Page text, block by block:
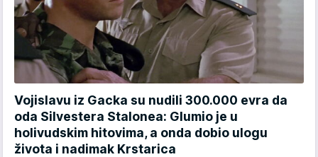
Vojislavu iz Gacka su nudili 300.000 evra da
oda Silvestera Stalonea: Glumio je u
holivudskim hitovima, a onda dobio ulogu
života i nadimak Krstarica